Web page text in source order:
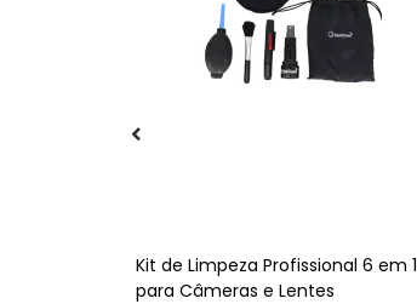
Kit de Limpeza Profissional 6 em 1
para Câmeras e Lentes